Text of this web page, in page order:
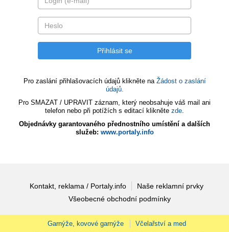
Pro zaslání přihlašovacích údajů klikněte na Žádost o zaslání
údajů.
Pro SMAZAT / UPRAVIT záznam, který neobsahuje váš mail ani
telefon nebo při potížích s editací klikněte zde.
Objednávky garantovaného přednostního umístění a dalších
služeb: www.portaly.info
Kontakt, reklama / Portaly.info
Naše reklamní prvky
Všeobecné obchodní podmínky
Garnýže, kovové garnýže
Včelařství a med